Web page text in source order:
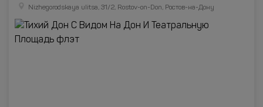
Nizhegorodskaya ulitsa, 31/2, Rostov-on-Don, Ростов-на-Дону